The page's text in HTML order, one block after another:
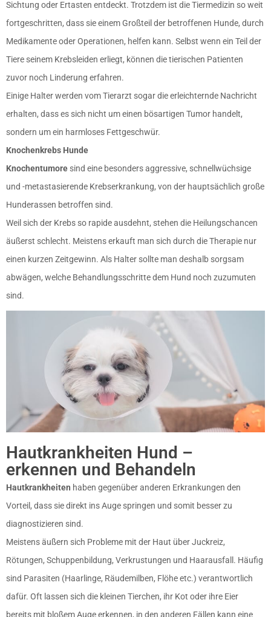
Sichtung oder Ertasten entdeckt. Trotzdem ist die Tiermedizin so weit
fortgeschritten, dass sie einem Großteil der betroffenen Hunde, durch
Medikamente oder Operationen, helfen kann. Selbst wenn ein Teil der
Tiere seinem Krebsleiden erliegt, können die tierischen Patienten
zuvor noch Linderung erfahren.
Einige Halter werden vom Tierarzt sogar die erleichternde Nachricht
erhalten, dass es sich nicht um einen bösartigen Tumor handelt,
sondern um ein harmloses Fettgeschwür.
Knochenkrebs Hunde
Knochentumore sind eine besonders aggressive, schnellwüchsige
und -metastasierende Krebserkrankung, von der hauptsächlich große
Hunderassen betroffen sind.
Weil sich der Krebs so rapide ausdehnt, stehen die Heilungschancen
äußerst schlecht. Meistens erkauft man sich durch die Therapie nur
einen kurzen Zeitgewinn. Als Halter sollte man deshalb sorgsam
abwägen, welche Behandlungsschritte dem Hund noch zuzumuten
sind.
Hautkrankheiten Hund –
erkennen und Behandeln
Hautkrankheiten haben gegenüber anderen Erkrankungen den
Vorteil, dass sie direkt ins Auge springen und somit besser zu
diagnostizieren sind.
Meistens äußern sich Probleme mit der Haut über Juckreiz,
Rötungen, Schuppenbildung, Verkrustungen und Haarausfall. Häufig
sind Parasiten (Haarlinge, Räudemilben, Flöhe etc.) verantwortlich
dafür. Oft lassen sich die kleinen Tierchen, ihr Kot oder ihre Eier
bereits mit bloßem Auge erkennen, in den anderen Fällen kann eine